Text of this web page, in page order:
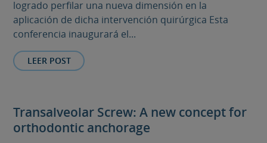
logrado perfilar una nueva dimensión en la
aplicación de dicha intervención quirúrgica Esta
conferencia inaugurará el...
LEER POST
Transalveolar Screw: A new concept for
orthodontic anchorage